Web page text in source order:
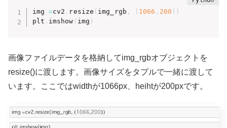
img =cv2 . resize ( img_rgb , ( 1066 , 200 ) )
plt . imshow ( img )
画像ファイルデータを格納してimg_rgbオブジェクトを
resize()に渡します。画像サイズをタプルで一緒に渡して
います。ここではwidthが1066px、heihtが200pxです。